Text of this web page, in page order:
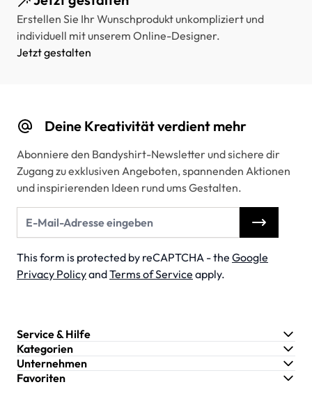
Erstellen Sie Ihr Wunschprodukt unkompliziert und
individuell mit unserem Online-Designer.
Jetzt gestalten
Deine Kreativität verdient mehr
Abonniere den Bandyshirt-Newsletter und sichere dir
Zugang zu exklusiven Angeboten, spannenden Aktionen
und inspirierenden Ideen rund ums Gestalten.
This form is protected by reCAPTCHA - the Google
Privacy PolicyandTerms of Service apply.
Service & Hilfe
Kategorien
Unternehmen
Favoriten